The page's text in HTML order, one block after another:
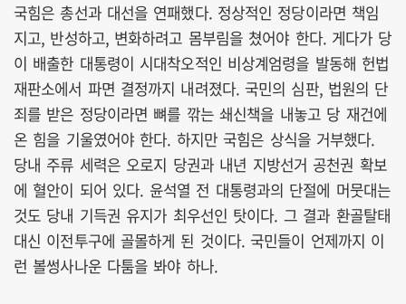
국힘은 총선과 대선을 연패했다. 정상적인 정당이라면 책임
지고, 반성하고, 변화하려고 몸부림을 쳤어야 한다. 게다가 당
이 배출한 대통령이 시대착오적인 비상계엄령을 발동해 헌법
재판소에서 파면 결정까지 내려졌다. 국민의 심판, 법원의 단
죄를 받은 정당이라면 뼈를 깎는 쇄신책을 내놓고 당 재건에
온 힘을 기울였어야 한다. 하지만 국힘은 상식을 거부했다.
당내 주류 세력은 오로지 당권과 내년 지방선거 공천권 확보
에 혈안이 되어 있다. 윤석열 전 대통령과의 단절에 머뭇대는
것도 당내 기득권 유지가 최우선인 탓이다. 그 결과 환골탈태
대신 이전투구에 골몰하게 된 것이다. 국민들이 언제까지 이
런 볼썽사나운 다툼을 봐야 하나.